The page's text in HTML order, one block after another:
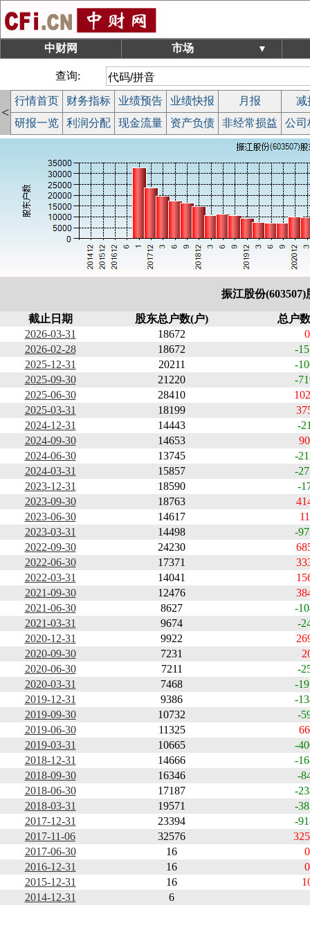
中财网 市场 ▼
查询:
<
行情首页 财务指标 业绩预告 业绩快报 月报
减
研报一览
利润分配 现金流量 资产负债 非经常损益 公司
振江股份(603507)
截止日期 股东总户数(户)
总户
2026-03-31
18672
2026-02-28
18672
-
2025-12-31
20211
-
2025-09-30
21220
-
2025-06-30
28410
2025-03-31
18199
2024-12-31
14443
-
2024-09-30
14653
2024-06-30
13745
-
2024-03-31
15857
-
2023-12-31
18590
-
2023-09-30
18763
2023-06-30
14617
2023-03-31
14498
-
2022-09-30
24230
2022-06-30
17371
2022-03-31
14041
2021-09-30
12476
2021-06-30
8627
-
2021-03-31
9674
-
2020-12-31
9922
2020-09-30
7231
2020-06-30
7211
-
2020-03-31
7468
-
2019-12-31
9386
-
2019-09-30
10732
-
2019-06-30
11325
2019-03-31
10665
-
2018-12-31
14666
-
2018-09-30
16346
-
2018-06-30
17187
-
2018-03-31
19571
-
2017-12-31
23394
-
2017-11-06
32576
2017-06-30
16
2016-12-31
16
2015-12-31
16
2014-12-31
6